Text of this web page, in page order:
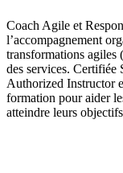
Coach Agile et
l’accompagnement
transformations
des services.
Authorized Instructor
formation pour aider
atteindre leurs